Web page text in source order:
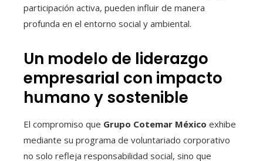
participación activa, pueden influir de manera
profunda en el entorno social y ambiental.
Un modelo de liderazgo
empresarial con impacto
humano y sostenible
El compromiso que Grupo Cotemar México exhibe
mediante su programa de voluntariado corporativo
no solo refleja responsabilidad social, sino que